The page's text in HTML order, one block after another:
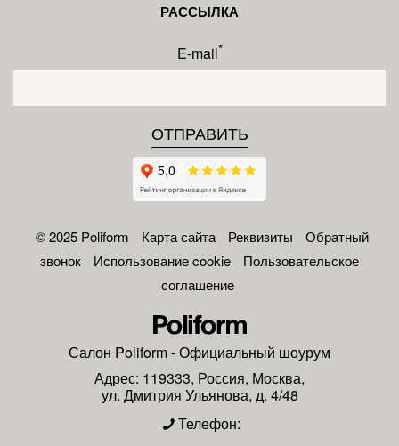
РАССЫЛКА
E-mail*
© 2025 Poliform Карта сайта Реквизиты
Обратный
звонок
Использование cookie
Пользовательское
соглашение
Салон Poliform- Официальный шоурум
Адрес: 119333, Россия, Москва,
ул. Дмитрия Ульянова, д. 4/48
Телефон: